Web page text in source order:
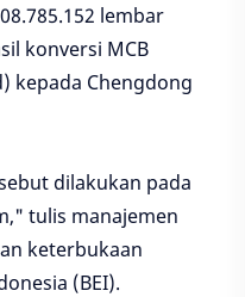
lembar
konversi MCB
kepada Chengdong
dilakukan pada
tulis manajemen
keterbukaan
(BEI).